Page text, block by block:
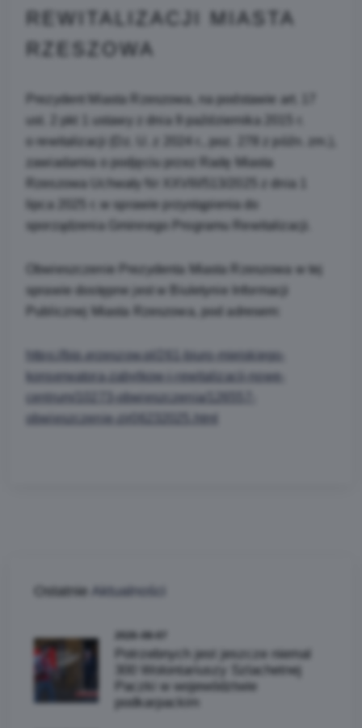
REWITALIZACJI MIASTA
RZESZOWA
Prezydent Miasta Rzeszowa, na podstawie art. 17
ust. 2 pkt 1 ustawy z dnia 9 października 2015 r.
o rewitalizacji (Dz. U. z 2024 r., poz. 278 z późn. zm.),
zawiadamia o podjęciu przez Radę Miasta
Rzeszowa Uchwały Nr XXVIII/513/2025 z dnia 1
lipca 2025 r. w sprawie przystąpienia do
sporządzenia Gminnego Programu Rewitalizacji.
Obwieszczenie Prezydenta Miasta Rzeszowa w tej
sprawie dostępne jest w Biuletynie Informacji
Publicznej Miasta Rzeszowa, pod adresem:
https://bip.erzeszow.pl/261-biuro-miejskiego-
konserwatora-zabytkow-i-rewitalizacji-nowe-
centrum/10273-obwieszczenia/126557-
obwieszczenie-zir06232025.html
Ostatnie Aktualności
Potrzebnych jest jeszcze niemal
300 Wolontariuszy Szlachetnej
Paczki w województwie
podkarpackim